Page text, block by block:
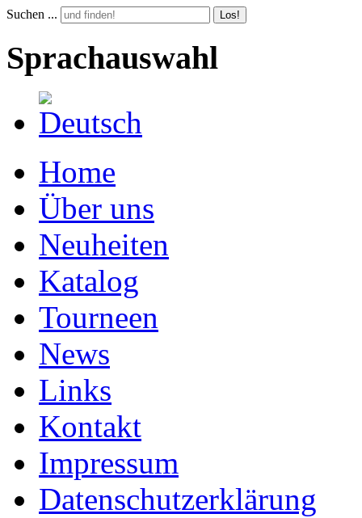
Suchen ... Los!
Sprachauswahl
Home
Über uns
Neuheiten
Katalog
Tourneen
News
Links
Kontakt
Impressum
Datenschutzerklärung